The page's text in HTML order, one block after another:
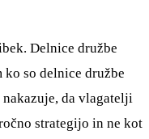
Delnice družbe
so delnice družbe
da vlagatelji
strategijo in ne kot